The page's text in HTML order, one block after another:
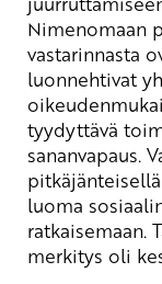
Nimenomaan
vastarinnasta
luonnehtivat
tyydyttävä
sananvapaus.
luoma
ratkaisemaan.
merkitys oli